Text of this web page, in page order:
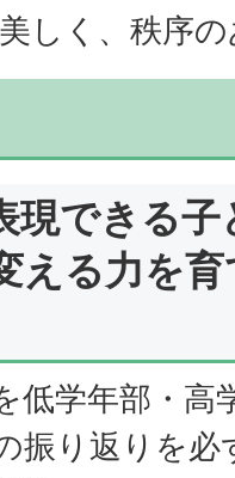
しく、秩序
現できる
える力を
低学年部・高
振り返りを